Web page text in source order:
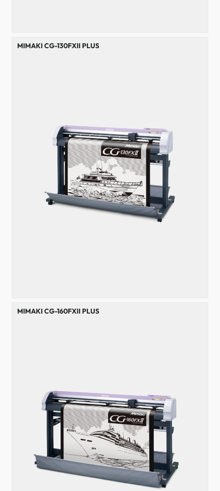
MIMAKI CG-130FXII PLUS
MIMAKI CG-160FXII PLUS